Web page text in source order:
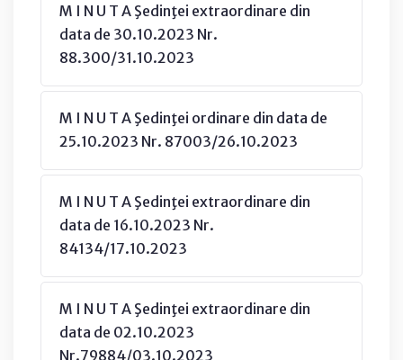
M I N U T A Şedinţei extraordinare din
data de 30.10.2023 Nr.
88.300/31.10.2023
M I N U T A Şedinţei ordinare din data de
25.10.2023 Nr. 87003/26.10.2023
M I N U T A Şedinţei extraordinare din
data de 16.10.2023 Nr.
84134/17.10.2023
M I N U T A Şedinţei extraordinare din
data de 02.10.2023
Nr.79884/03.10.2023